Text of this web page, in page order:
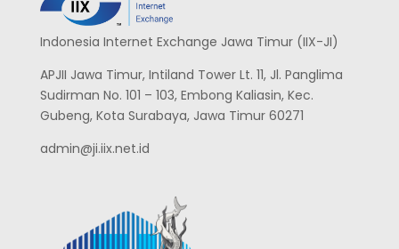
Indonesia Internet Exchange Jawa Timur (IIX-JI)
APJII Jawa Timur, Intiland Tower Lt. 11, Jl. Panglima
Sudirman No. 101 – 103, Embong Kaliasin, Kec.
Gubeng, Kota Surabaya, Jawa Timur 60271
admin@ji.iix.net.id